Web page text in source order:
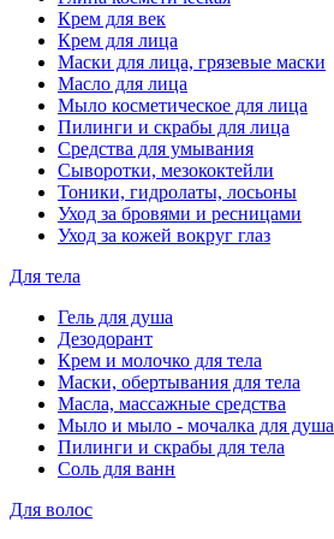
Крем для век
Крем для лица
Маски для лица, грязевые маски
Масло для лица
Мыло косметическое для лица
Пилинги и скрабы для лица
Средства для умывания
Сыворотки, мезококтейли
Тоники, гидролаты, лосьоны
Уход за бровями и ресницами
Уход за кожей вокруг глаз
Для тела
Гель для душа
Дезодорант
Крем и молочко для тела
Маски, обертывания для тела
Масла, массажные средства
Мыло и мыло - мочалка для душа
Пилинги и скрабы для тела
Соль для ванн
Для волос